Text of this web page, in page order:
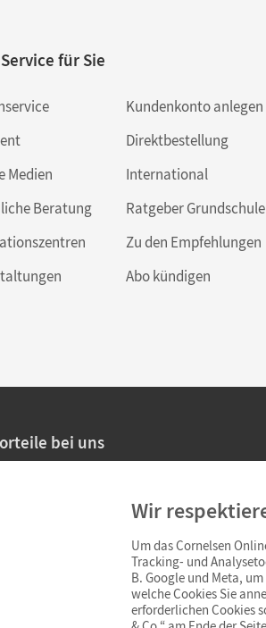
für Sie
Medien
Beratung
Kundenkonto anlegen
Direktbestellung
International
Ratgeber Grundschule
Zu den Empfehlungen
Abo kündigen
bei uns
Angebote für Lehrkräfte
Einkaufen mit SSL-Verschlüsselung
Widerrufsfristvon 4 Wochen
Wir
Um das Cornelsen
Tracking- und
B. Google und Meta,
welche Cookies Sie
erforderlichen Cookies